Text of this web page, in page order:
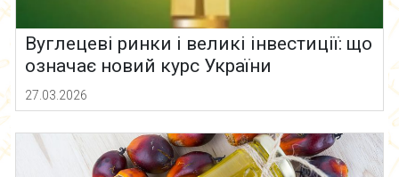
Вуглецеві ринки і великі інвестиції: що
означає новий курс України
27.03.2026